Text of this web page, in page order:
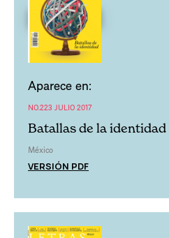
Aparece en:
NO.223 JULIO 2017
Batallas de la identidad
México
VERSIÓN PDF